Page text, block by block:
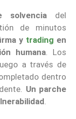
solvenciadel
de minutos
y trading en
humana. Los
a través de
dentro
Un parche
.